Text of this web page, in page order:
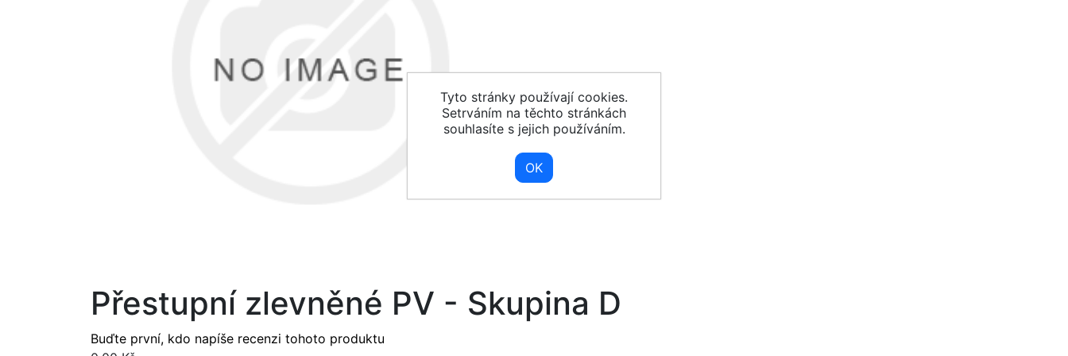
Přestupní zlevněné PV - Skupina D
Buďte první, kdo napíše recenzi tohoto produktu
Tyto stránky používají cookies.
Setrváním na těchto stránkách
souhlasíte s jejich používáním.